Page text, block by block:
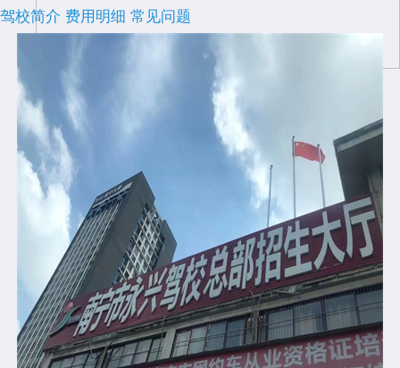
驾校简介 费用明细 常见问题